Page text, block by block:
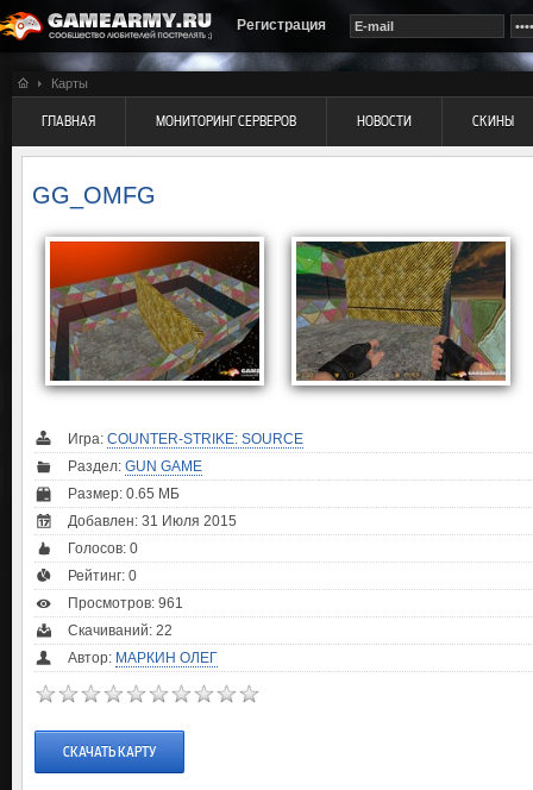
Регистрация
Карты
ГЛАВНАЯ МОНИТОРИНГ СЕРВЕРОВ НОВОСТИ СКИНЫ
GG_OMFG
Игра: COUNTER-STRIKE: SOURCE
Раздел: GUN GAME
Размер: 0.65 МБ
Добавлен: 31 Июля 2015
Голосов: 0
Рейтинг: 0
Просмотров: 961
Скачиваний: 22
Автор: МАРКИН ОЛЕГ
СКАЧАТЬ КАРТУ